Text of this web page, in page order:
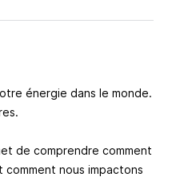
énergie dans le monde.
de comprendre comment
nous impactons